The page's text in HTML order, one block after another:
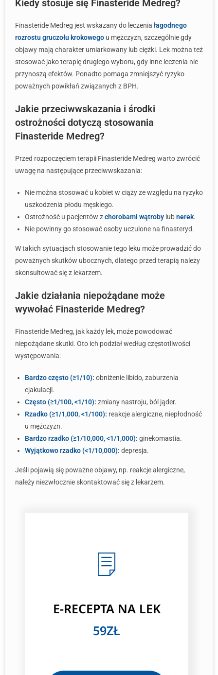
Kiedy stosuje się Finasteride Medreg?
Finasteride Medreg jest wskazany do leczenia łagodnego
rozrostu gruczołu krokowego u mężczyzn, szczególnie gdy
objawy mają charakter umiarkowany lub ciężki. Lek można też
stosować jako terapię drugiego wyboru, gdy inne leczenia nie
przynoszą efektów. Ponadto pomaga zmniejszyć ryzyko
poważnych powikłań związanych z BPH.
Jakie przeciwwskazania i środki
ostrożności dotyczą stosowania
Finasteride Medreg?
Przed rozpoczęciem terapii Finasteride Medreg warto zwrócić
uwagę na następujące przeciwwskazania:
Nie można stosować u kobiet w ciąży ze względu na ryzyko
uszkodzenia płodu męskiego.
Ostrożność u pacjentów zchorobami wątroby lubnerek.
Nie powinny go stosować osoby uczulone na finasteryd.
W takich sytuacjach stosowanie tego leku może prowadzić do
poważnych skutków ubocznych, dlatego przed terapią należy
skonsultować się z lekarzem.
Jakie działania niepożądane może
wywołać Finasteride Medreg?
Finasteride Medreg, jak każdy lek, może powodować
niepożądane skutki. Oto ich podział według częstotliwości
występowania:
Bardzo często (≥1/10): obniżenie libido, zaburzenia
ejakulacji.
Często (≥1/100, <1/10): zmiany nastroju, ból jąder.
Rzadko (≥1/1,000, <1/100): reakcje alergiczne, niepłodność
u mężczyzn.
Bardzo rzadko (≥1/10,000, <1/1,000): ginekomastia.
Wyjątkowo rzadko (<1/10,000): depresja.
Jeśli pojawią się poważne objawy, np. reakcje alergiczne,
należy niezwłocznie skontaktować się z lekarzem.
E-RECEPTA NA LEK
59ZŁ